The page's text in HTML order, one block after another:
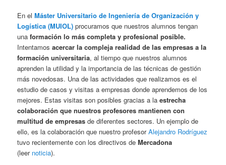
En elMáster Universitario de Ingeniería de Organización y
Logística (MUIOL) procuramos que nuestros alumnos tengan
unaformación lo más completa y profesional posible.
Intentamosacercar la compleja realidad de las empresas a la
formación universitaria, al tiempo que nuestros alumnos
aprenden la utilidad y la importancia de las técnicas de gestión
más novedosas. Una de las actividades que realizamos es el
estudio de casos y visitas a empresas donde aprendemos de los
mejores. Estas visitas son posibles gracias a laestrecha
colaboración que nuestros profesores mantienen con
multitud de empresas de diferentes sectores. Un ejemplo de
ello, es la colaboración que nuestro profesorAlejandro Rodríguez
tuvo recientemente con los directivos deMercadona
(leer noticia).